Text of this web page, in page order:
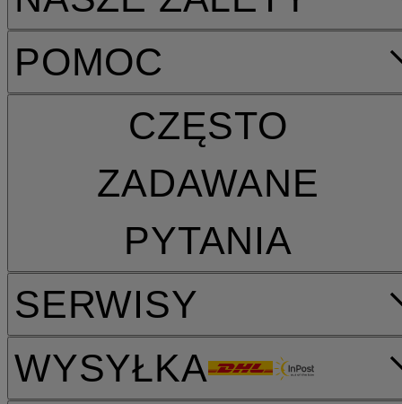
POMOC
CZĘSTO
ZADAWANE
PYTANIA
SERWISY
WYSYŁKA